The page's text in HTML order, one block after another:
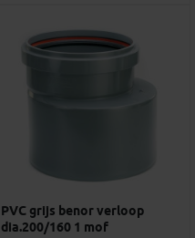
PVC grijs benor verloop
dia.200/160 1 mof